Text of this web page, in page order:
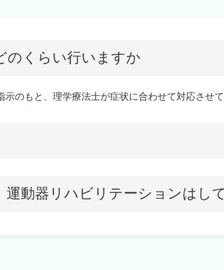
のくらい行いますか
のもと、理学療法士が症状に合わせて対応させて
動器リハビリテーションはし